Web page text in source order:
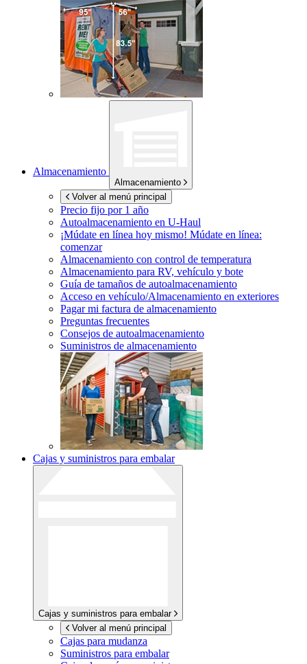
Almacenamiento
Almacenamiento
Volver al menú principal
Precio fijo por 1 año
Autoalmacenamiento en U-Haul
¡Múdate en línea hoy mismo! Múdate en línea:
comenzar
Almacenamiento con control de temperatura
Almacenamiento para RV, vehículo y bote
Guía de tamaños de autoalmacenamiento
Acceso en vehículo/Almacenamiento en exteriores
Pagar mi factura de almacenamiento
Preguntas frecuentes
Consejos de autoalmacenamiento
Suministros de almacenamiento
Cajas y suministros para embalar
Cajas y suministros para embalar
Volver al menú principal
Cajas para mudanza
Suministros para embalar